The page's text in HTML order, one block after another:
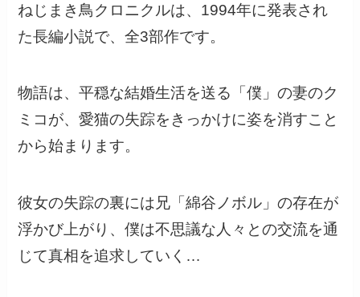
ねじまき鳥クロニクルは、1994年に発表され
た長編小説で、全3部作です。
物語は、平穏な結婚生活を送る「僕」の妻のク
ミコが、愛猫の失踪をきっかけに姿を消すこと
から始まります。
彼女の失踪の裏には兄「綿谷ノボル」の存在が
浮かび上がり、僕は不思議な人々との交流を通
じて真相を追求していく…